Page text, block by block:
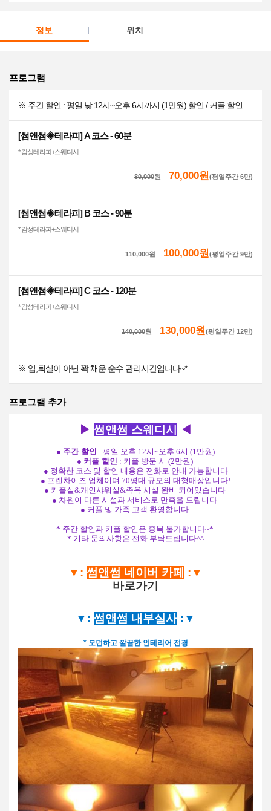
정보 위치
프로그램
※ 주간 할인 : 평일 낮 12시~오후 6시까지 (1만원) 할인 / 커플 할인
[썸앤썸◈테라피] A 코스 - 60분
* 감성테라피+스웨디시
80,000원 70,000원 (평일주간 6만)
[썸앤썸◈테라피] B 코스 - 90분
* 감성테라피+스웨디시
110,000원 100,000원 (평일주간 9만)
[썸앤썸◈테라피] C 코스 - 120분
* 감성테라피+스웨디시
140,000원 130,000원 (평일주간 12만)
※ 입,퇴실이 아닌 꽉 채운 순수 관리시간입니다~*
프로그램 추가
▶ 썸앤썸 스웨디시 ◀
● 주간 할인 : 평일 오후 12시~오후 6시 (1만원)
● 커플 할인 : 커플 방문 시 (2만원)
● 정확한 코스 및 할인 내용은 전화로 안내 가능합니다
● 프렌차이즈 업체이며 70평대 규모의 대형매장입니다!
● 커플실&개인샤워실&족욕 시설 완비 되어있습니다
● 차원이 다른 시설과 서비스로 만족을 드립니다
● 커플 및 가족 고객 환영합니다
* 주간 할인과 커플 할인은 중복 불가합니다~*
* 기타 문의사항은 전화 부탁드립니다^^
▼: 썸앤썸 네이버 카페 : ▼
바로가기
▼: 썸앤썸 내부실사 : ▼
* 모던하고 깔끔한 인테리어 전경